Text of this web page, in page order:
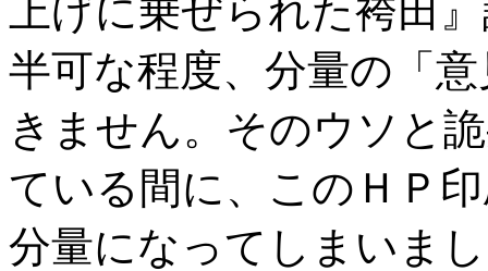
上げに乗ぜられた袴田
半可な程度、分量の「
きません。そのウソと
ている間に、このＨＰ
分量になってしまいま